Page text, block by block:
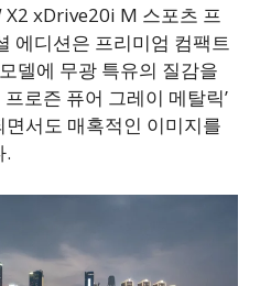
xDrive20i M 스포츠 프
에디션은 프리미엄 컴팩트
델에 무광 특유의 질감을
로즌 퓨어 그레이 메탈릭’
서도 매혹적인 이미지를
.